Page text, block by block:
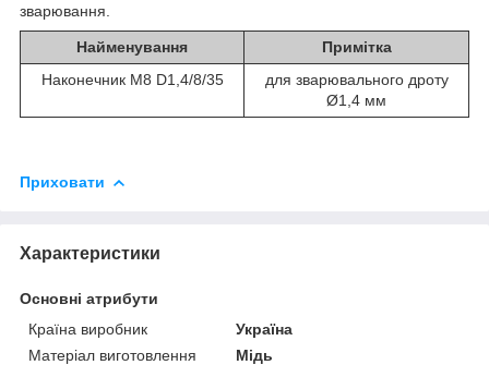
зварювання.
Найменування
Примітка
Наконечник M8 D1,4/8/35
для зварювального дроту
Ø1,4 мм
Приховати
Характеристики
Основні атрибути
Країна виробник
Україна
Матеріал виготовлення
Мідь